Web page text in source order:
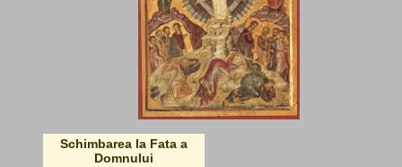
Schimbarea la Fata a
Domnului